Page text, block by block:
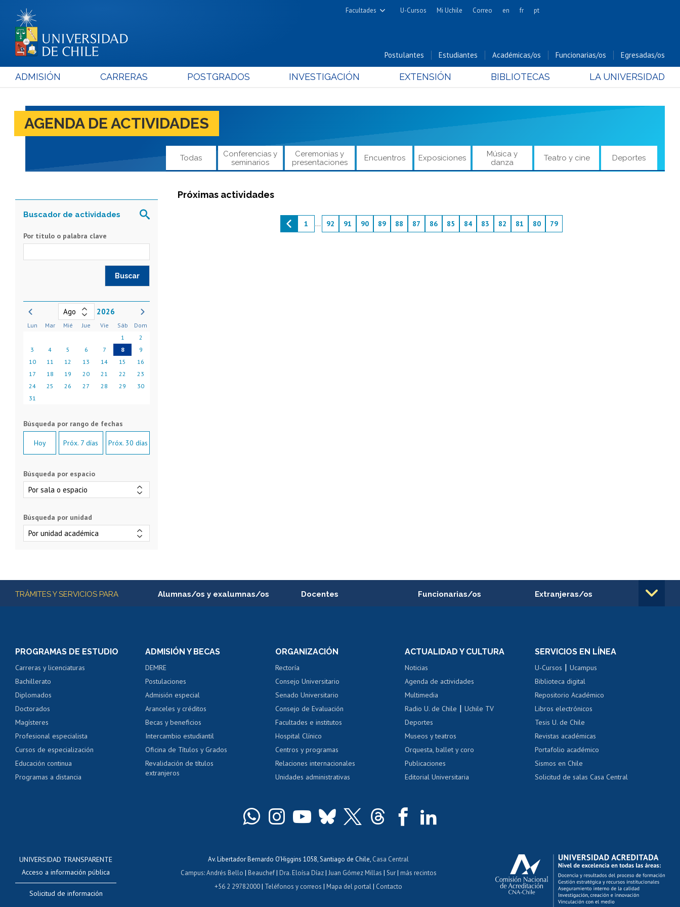
Facultades
Cs. Físicas y Matemáticas
Cs. Forestales y Conservación
Cs. Químicas y Farmacéuticas
Cs. Sociales
Estudios Avanzados en Educación
Estudios Internacionales
U-Cursos Mi Uchile Correo en fr pt
Postulantes Estudiantes Académicas/os Funcionarias/os Egresadas/os
ADMISIÓN CARRERAS POSTGRADOS INVESTIGACIÓN EXTENSIÓN BIBLIOTECAS LA UNIVERSIDAD
AGENDA DE ACTIVIDADES
Todas
Conferencias y
seminarios
Ceremonias y
presentaciones
Encuentros Exposiciones
Música y
danza
Teatro y cine Deportes
Buscador de actividades
Por título o palabra clave
2026
Lun Mar Mié Jue Vie Sáb
Dom
1
2
3
4 5 6 7 8
9
10
11 12 13 14 15
16
17
18 19 20 21 22
23
24
25 26 27 28 29
30
31
Hoy Próx. 7 días Próx. 30 días
Búsqueda por espacio
Búsqueda por unidad
Próximas actividades
1 ... 92 91 90 89 88 87 86 85 84 83 82 81 80 79
Más información
TRÁMITES Y SERVICIOS PARA Alumnas/os y exalumnas/os
Servicio médico y dental
Pago de arancel y crédito alumnos
Pago de arancel y crédito exalumnos
Certificado de títulos y grados
Docentes
Perfeccionamiento
Evaluación docente
Calificación académica
Postulación al AUCAI
Funcionarias/os
Portal de movilidad interna
Certificado de renta
Certificado de renta
Extranjeras/os
Cursos de español
Mi Uchile Ayuda tecnológica Tarjeta TUI Acoso laboral, sexual y violencia Denuncias administrativas
PROGRAMAS DE ESTUDIO
Carreras y licenciaturas
Bachillerato
Diplomados
Doctorados
Magísteres
Profesional especialista
Cursos de especialización
Educación continua
Programas a distancia
ADMISIÓN Y BECAS
DEMRE
Postulaciones
Admisión especial
Aranceles y créditos
Becas y beneficios
Intercambio estudiantil
Oficina de Títulos y Grados
Revalidación de títulos
extranjeros
ORGANIZACIÓN
Rectoría
Consejo Universitario
Senado Universitario
Consejo de Evaluación
Facultades e institutos
Hospital Clínico
Centros y programas
Relaciones internacionales
Unidades administrativas
ACTUALIDAD Y CULTURA
Noticias
Agenda de actividades
Multimedia
Radio U. de Chile |Uchile TV
Deportes
Museos y teatros
Orquesta, ballet y coro
Publicaciones
Editorial Universitaria
SERVICIOS EN LÍNEA
U-Cursos |Ucampus
Biblioteca digital
Repositorio Académico
Libros electrónicos
Tesis U. de Chile
Revistas académicas
Portafolio académico
Sismos en Chile
Solicitud de salas Casa Central
UNIVERSIDAD TRANSPARENTE
Acceso a información pública
Solicitud de información
Av. Libertador Bernardo O'Higgins 1058, Santiago de Chile, Casa Central
Campus:Andrés Bello | Beauchef| Dra. Eloísa Díaz| Juan Gómez Millas | Sur| más recintos
+56 2 29782000| Teléfonos y correos |Mapa del portal| Contacto